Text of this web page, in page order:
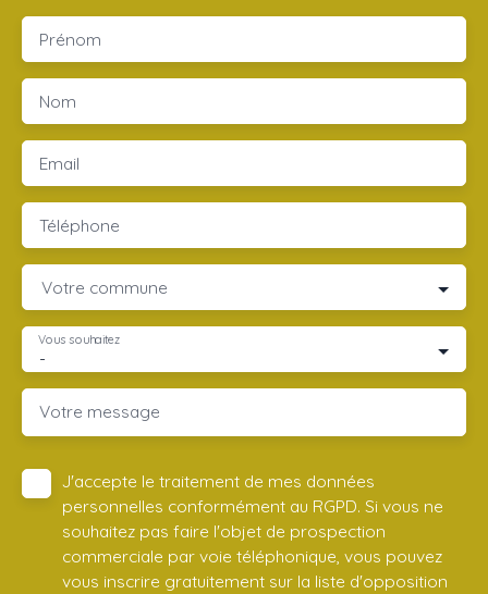
Prénom
Nom
Email
Téléphone
Votre commune
-
Vous souhaitez
Votre message
J'accepte le traitement de mes données
personnelles conformément au RGPD. Si vous ne
souhaitez pas faire l'objet de prospection
commerciale par voie téléphonique, vous pouvez
vous inscrire gratuitement sur la liste d'opposition